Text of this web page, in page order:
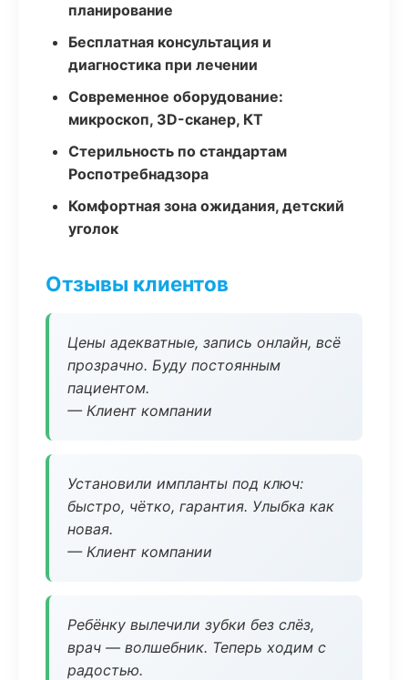
планирование
Бесплатная консультация и
диагностика при лечении
Современное оборудование:
микроскоп, 3D-сканер, КТ
Стерильность по стандартам
Роспотребнадзора
Комфортная зона ожидания, детский
уголок
Отзывы клиентов
Цены адекватные, запись онлайн, всё
прозрачно. Буду постоянным
пациентом.
— Клиент компании
Установили импланты под ключ:
быстро, чётко, гарантия. Улыбка как
новая.
— Клиент компании
Ребёнку вылечили зубки без слёз,
врач — волшебник. Теперь ходим с
радостью.